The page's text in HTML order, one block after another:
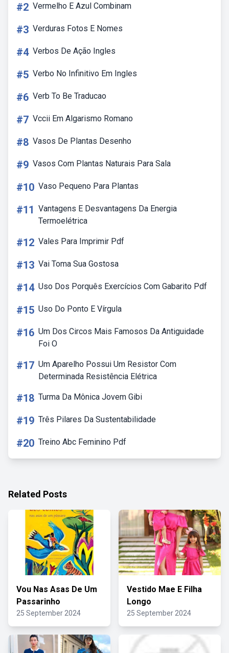
#2 Vermelho E Azul Combinam
#3 Verduras Fotos E Nomes
#4 Verbos De Ação Ingles
#5 Verbo No Infinitivo Em Ingles
#6 Verb To Be Traducao
#7 Vccii Em Algarismo Romano
#8 Vasos De Plantas Desenho
#9 Vasos Com Plantas Naturais Para Sala
#10 Vaso Pequeno Para Plantas
#11 Vantagens E Desvantagens Da Energia
Termoelétrica
#12 Vales Para Imprimir Pdf
#13 Vai Toma Sua Gostosa
#14 Uso Dos Porquês Exercícios Com Gabarito Pdf
#15 Uso Do Ponto E Vírgula
#16 Um Dos Circos Mais Famosos Da Antiguidade
Foi O
#17 Um Aparelho Possui Um Resistor Com
Determinada Resistência Elétrica
#18 Turma Da Mônica Jovem Gibi
#19 Três Pilares Da Sustentabilidade
#20 Treino Abc Feminino Pdf
Related Posts
Vou Nas Asas De Um
Passarinho
25 September 2024
Vestido Mae E Filha
Longo
25 September 2024